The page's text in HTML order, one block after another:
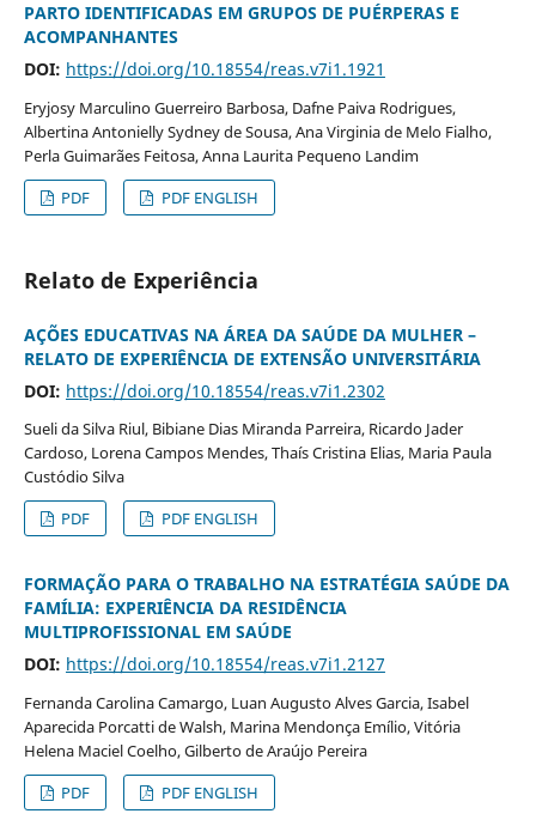
PARTO IDENTIFICADAS EM GRUPOS DE PUÉRPERAS E
ACOMPANHANTES
DOI: https://doi.org/10.18554/reas.v7i1.1921
Eryjosy Marculino Guerreiro Barbosa, Dafne Paiva Rodrigues,
Albertina Antonielly Sydney de Sousa, Ana Virginia de Melo Fialho,
Perla Guimarães Feitosa, Anna Laurita Pequeno Landim
PDF
PDF ENGLISH
Relato de Experiência
AÇÕES EDUCATIVAS NA ÁREA DA SAÚDE DA MULHER –
RELATO DE EXPERIÊNCIA DE EXTENSÃO UNIVERSITÁRIA
DOI: https://doi.org/10.18554/reas.v7i1.2302
Sueli da Silva Riul, Bibiane Dias Miranda Parreira, Ricardo Jader
Cardoso, Lorena Campos Mendes, Thaís Cristina Elias, Maria Paula
Custódio Silva
PDF
PDF ENGLISH
FORMAÇÃO PARA O TRABALHO NA ESTRATÉGIA SAÚDE DA
FAMÍLIA: EXPERIÊNCIA DA RESIDÊNCIA
MULTIPROFISSIONAL EM SAÚDE
DOI: https://doi.org/10.18554/reas.v7i1.2127
Fernanda Carolina Camargo, Luan Augusto Alves Garcia, Isabel
Aparecida Porcatti de Walsh, Marina Mendonça Emílio, Vitória
Helena Maciel Coelho, Gilberto de Araújo Pereira
PDF
PDF ENGLISH